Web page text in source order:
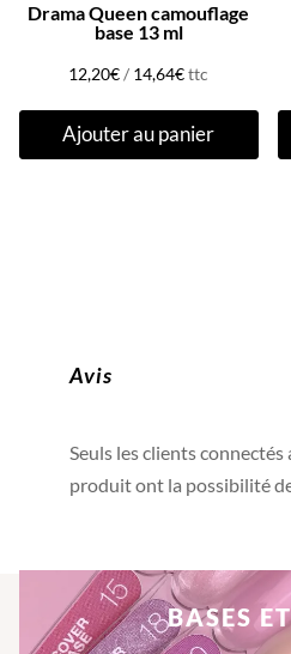
Drama Queen camouflage
base 13 ml
12,20€/ 14,64€ttc
Ajouter au panier
Avis
Seuls les clients connectés
produit ont la possibilité
BASES